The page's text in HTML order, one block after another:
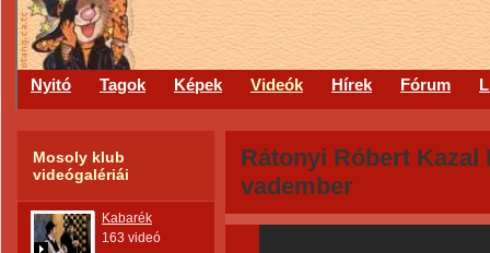
Nyitó Tagok Képek Videók Hírek Fórum
Mosoly klub
videógalériái
Kabarék
163 videó
Rátonyi Róbert Kazal
vadember